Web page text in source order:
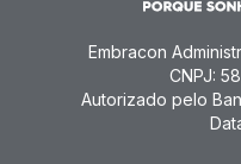
Embracon
CNPJ:
Autorizado pelo